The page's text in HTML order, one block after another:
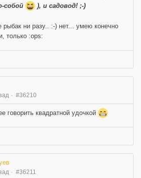
собой
), и садовод! ;-)
ни разу.. :-) нет... умею конечно
только :ops:
#36210
говорить квадратной удочкой
#36211